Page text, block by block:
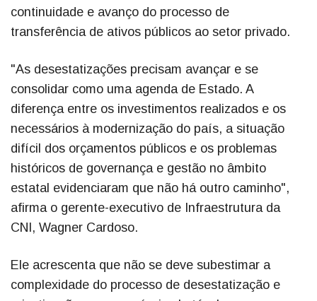
continuidade e avanço do processo de
transferência de ativos públicos ao setor privado.
"As desestatizações precisam avançar e se
consolidar como uma agenda de Estado. A
diferença entre os investimentos realizados e os
necessários à modernização do país, a situação
difícil dos orçamentos públicos e os problemas
históricos de governança e gestão no âmbito
estatal evidenciaram que não há outro caminho",
afirma o gerente-executivo de Infraestrutura da
CNI, Wagner Cardoso.
Ele acrescenta que não se deve subestimar a
complexidade do processo de desestatização e